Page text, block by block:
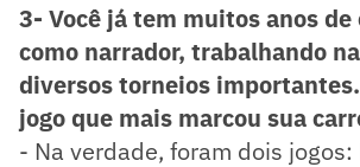
3- Você já tem muitos anos
como narrador, trabalhando
diversos torneios
jogo que mais marcou sua
- Na verdade, foram dois